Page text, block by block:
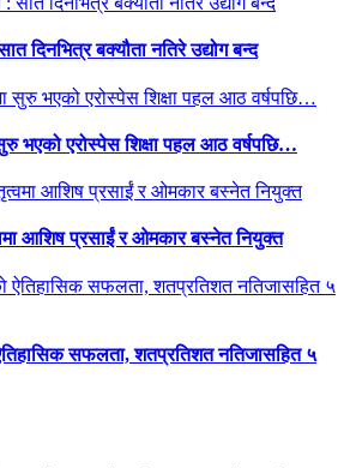
दिनभित्र बक्यौता नतिरे उद्योग बन्द
भएको एरोस्पेस शिक्षा पहल आठ वर्षपछि…
आशिष प्रसाईं र ओमकार बस्नेत नियुक्त
सफलता, शतप्रतिशत नतिजासहित ५